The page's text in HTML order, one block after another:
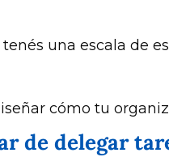
una escala de
cómo tu
de delegar